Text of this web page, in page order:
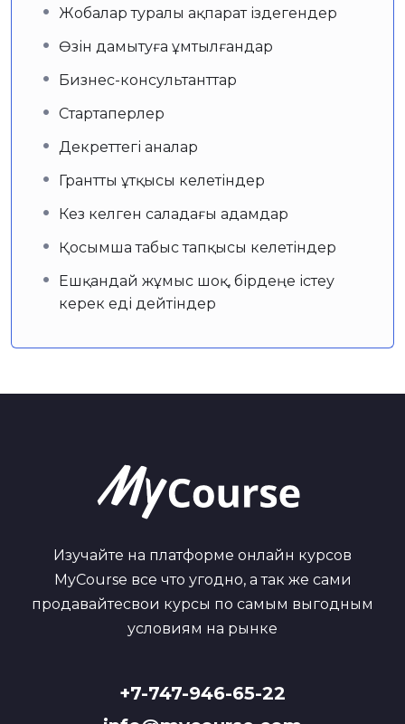
Жобалар туралы ақпарат іздегендер
Өзін дамытуға ұмтылғандар
Бизнес-консультанттар
Стартаперлер
Декреттегі аналар
Грантты ұтқысы келетіндер
Кез келген саладағы адамдар
Қосымша табыс тапқысы келетіндер
Ешқандай жұмыс шоқ, бірдеңе істеу
керек еді дейтіндер
Изучайте на платформе онлайн курсов
MyCourse все что угодно, а так же сами
продавайтесвои курсы по самым выгодным
условиям на рынке
+7-747-946-65-22